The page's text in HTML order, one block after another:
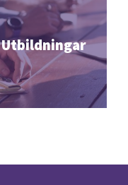
Utbildningar